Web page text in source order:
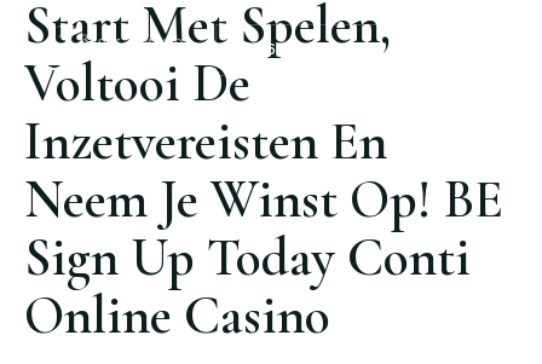
(62) 3274-3313
Start Met Spelen,
Voltooi De
Inzetvereisten En
Neem Je Winst Op! BE
Sign Up Today Conti
Online Casino